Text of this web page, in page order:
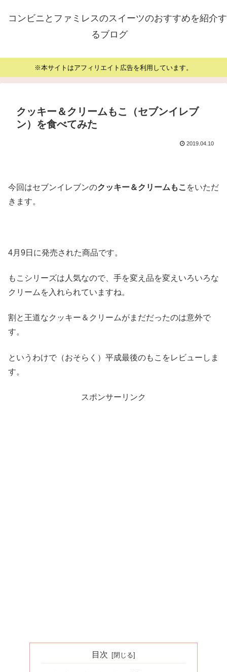
コンビニとファミレスのスイーツのおすすめを紹介す
るブログ
※本サイトはアフィリエイト広告を利用しています。
クッキー＆クリームもこ（セブンイレブ
ン）を食べてみた
2019.04.10
今回はセブンイレブンのクッキー＆クリームもこ をいただ
きます。
4月9日に発売された商品です。
もこシリーズは人気なので、手を変え品を変えいろいろな
クリームを入れられていますね。
割と王道なクッキー＆クリームがまだだったのは意外で
す。
というわけで（おそらく）平成最後のもこをレビューしま
す。
スポンサーリンク
目次